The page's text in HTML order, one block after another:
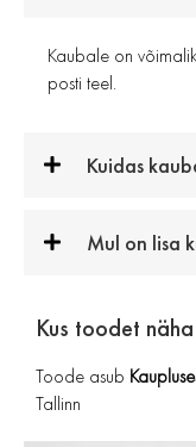
Kaubale on
posti teel.
Kuidas
Mul on lisa
Kus toodet
Toode asub
Tallinn